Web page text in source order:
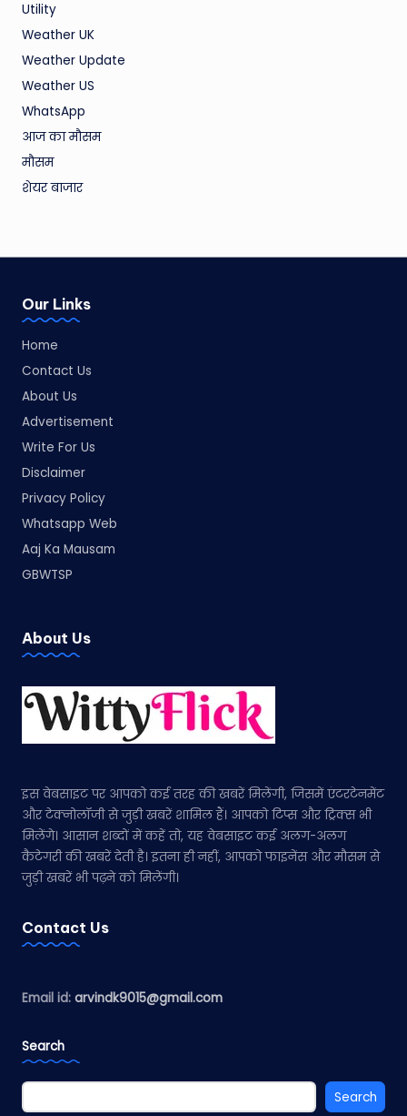
Utility
Weather UK
Weather Update
Weather US
WhatsApp
आज का मौसम
मौसम
शेयर बाजार
Our Links
Home
Contact Us
About Us
Advertisement
Write For Us
Disclaimer
Privacy Policy
Whatsapp Web
Aaj Ka Mausam
GBWTSP
About Us
इस वेबसाइट पर आपको कई तरह की खबरें मिलेंगी, जिसमें एंटरटेनमेंट
और टेक्नोलॉजी से जुड़ी खबरें शामिल हैं। आपको टिप्स और ट्रिक्स भी
मिलेंगे। आसान शब्दों में कहें तो, यह वेबसाइट कई अलग-अलग
कैटेगरी की खबरें देती है। इतना ही नहीं, आपको फाइनेंस और मौसम से
जुड़ी खबरें भी पढ़ने को मिलेंगी।
Contact Us
Email id: arvindk9015@gmail.com
Search
Search